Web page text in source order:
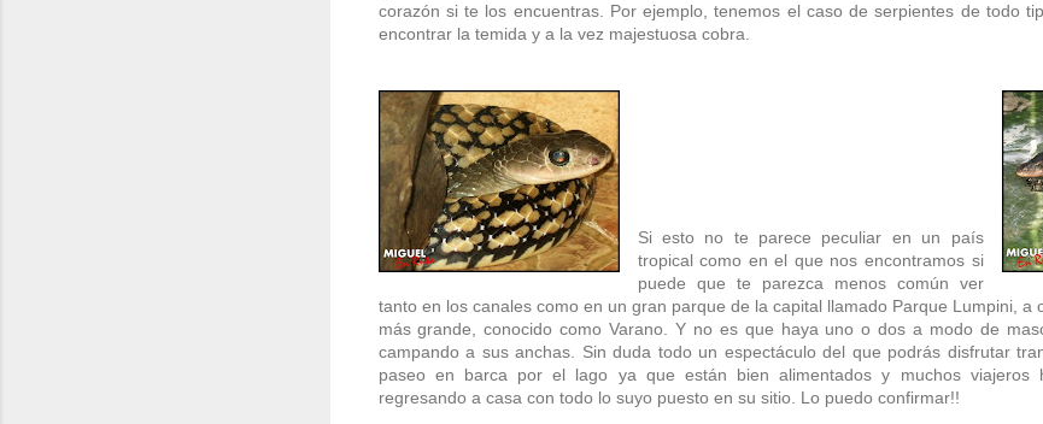
corazón si te los encuentras. Por ejemplo, tenemos el caso de serpientes de todo
encontrar la temida y a la vez majestuosa cobra.
Si esto no te parece peculiar en un país
tropical como en el que nos encontramos si
puede que te parezca menos común ver
tanto en los canales como en un gran parque de la capital llamado Parque Lumpini, a
más grande, conocido como Varano. Y no es que haya uno o dos a modo de
campando a sus anchas. Sin duda todo un espectáculo del que podrás disfrutar
paseo en barca por el lago ya que están bien alimentados y muchos viajeros
regresando a casa con todo lo suyo puesto en su sitio. Lo puedo confirmar!!